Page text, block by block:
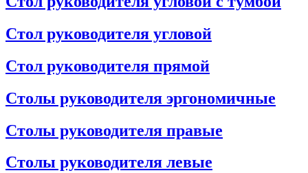
Стол руководителя угловой
Стол руководителя прямой
Столы руководителя эргономичные
Столы руководителя правые
Столы руководителя левые